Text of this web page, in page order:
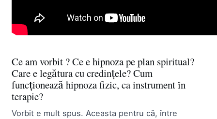
Ce am vorbit ? Ce e hipnoza pe plan spiritual?
Care e legătura cu credințele? Cum
funcționează hipnoza fizic, ca instrument în
terapie?
Vorbit e mult spus. Aceasta pentru că, între